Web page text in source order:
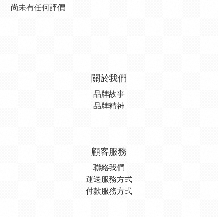
尚未有任何評價
關於我們
品牌故事
品牌精神
顧客服務
聯絡我們
運送服務方式
付款服務方式